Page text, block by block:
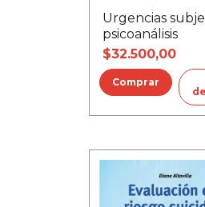
Urgencias
psicoanálisis
$32.500,00